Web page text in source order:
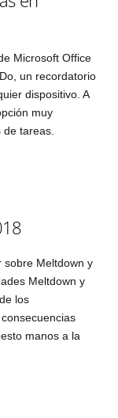
Microsoft Office
un recordatorio
dispositivo. A
muy
tareas.
Meltdown y
Meltdown y
los
manos a la